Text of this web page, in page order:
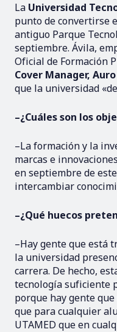
La Universidad
punto de convertirse
antiguo Parque
septiembre. Ávila,
Oficial de Formación
Cover Manager,
que la universidad
–¿Cuáles son los
–La formación y la
marcas e
en septiembre de
intercambiar
–¿Qué huecos
–Hay gente que está
la universidad
carrera. De hecho,
tecnología suficiente
porque hay gente
que para cualquier
UTAMED que en